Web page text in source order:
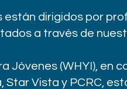
dirigidos por
a través de
Jóvenes (WHYI), en
Star Vista y PCRC,